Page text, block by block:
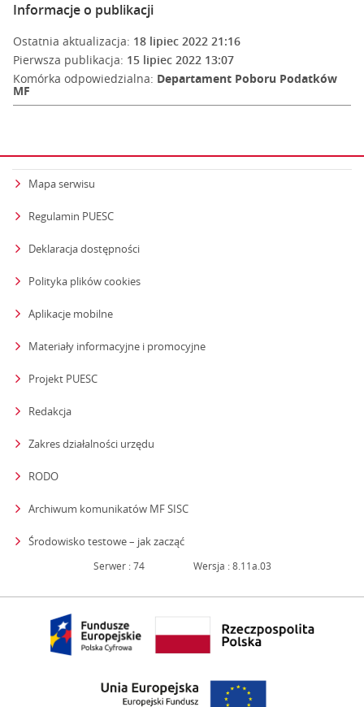
Informacje o publikacji
Ostatnia aktualizacja: 18 lipiec 2022 21:16
Pierwsza publikacja: 15 lipiec 2022 13:07
Komórka odpowiedzialna: Departament Poboru Podatków
MF
Mapa serwisu
Regulamin PUESC
Deklaracja dostępności
Polityka plików cookies
Aplikacje mobilne
Materiały informacyjne i promocyjne
Projekt PUESC
Redakcja
Zakres działalności urzędu
RODO
Archiwum komunikatów MF SISC
Środowisko testowe – jak zacząćstrona otwiera się w nowym oknie
Serwer : 74 Wersja : 8.11a.03